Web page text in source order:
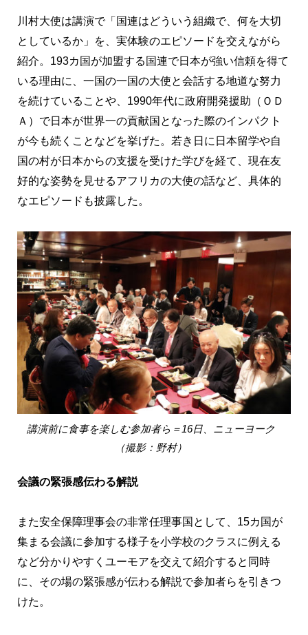
川村大使は講演で「国連はどういう組織で、何を大切
としているか」を、実体験のエピソードを交えながら
紹介。193カ国が加盟する国連で日本が強い信頼を得て
いる理由に、一国の一国の大使と会話する地道な努力
を続けていることや、1990年代に政府開発援助（ＯＤ
Ａ）で日本が世界一の貢献国となった際のインパクト
が今も続くことなどを挙げた。若き日に日本留学や自
国の村が日本からの支援を受けた学びを経て、現在友
好的な姿勢を見せるアフリカの大使の話など、具体的
なエピソードも披露した。
講演前に食事を楽しむ参加者ら＝16日、ニューヨーク
（撮影：野村）
会議の緊張感伝わる解説
また安全保障理事会の非常任理事国として、15カ国が
集まる会議に参加する様子を小学校のクラスに例える
など分かりやすくユーモアを交えて紹介すると同時
に、その場の緊張感が伝わる解説で参加者らを引きつ
けた。